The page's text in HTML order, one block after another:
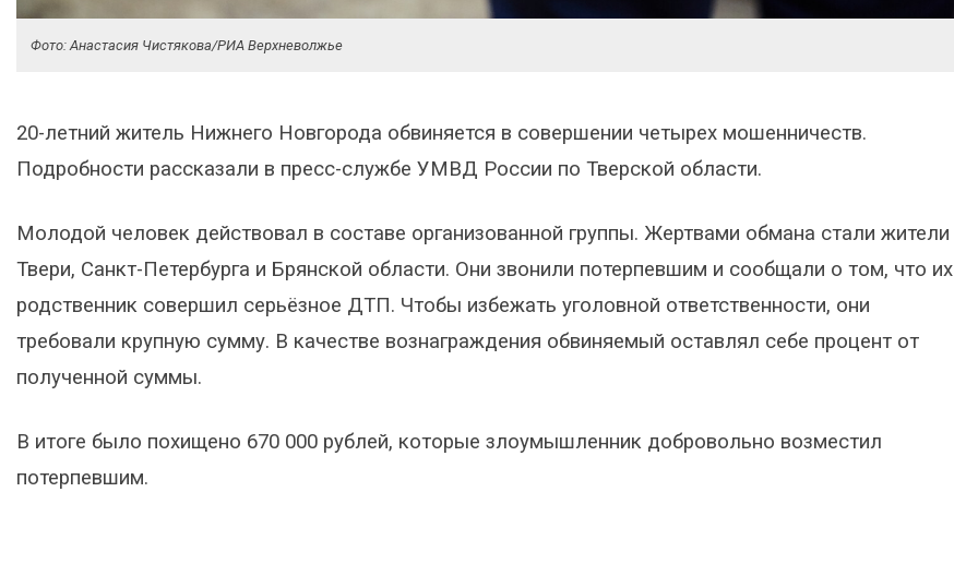
Фото: Анастасия Чистякова/РИА Верхневолжье
20-летний житель Нижнего Новгорода обвиняется в совершении четырех мошенничеств.
Подробности рассказали в пресс-службе УМВД России по Тверской области.
Молодой человек действовал в составе организованной группы. Жертвами обмана стали жители
Твери, Санкт-Петербурга и Брянской области. Они звонили потерпевшим и сообщали о том, что их
родственник совершил серьёзное ДТП. Чтобы избежать уголовной ответственности, они
требовали крупную сумму. В качестве вознаграждения обвиняемый оставлял себе процент от
полученной суммы.
В итоге было похищено 670 000 рублей, которые злоумышленник добровольно возместил
потерпевшим.